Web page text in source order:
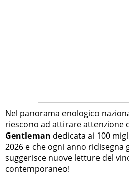
Nel panorama enologico
riescono ad attirare attenzione
Gentleman dedicata ai 100
2026 e che ogni anno ridisegna
suggerisce nuove letture del
contemporaneo!